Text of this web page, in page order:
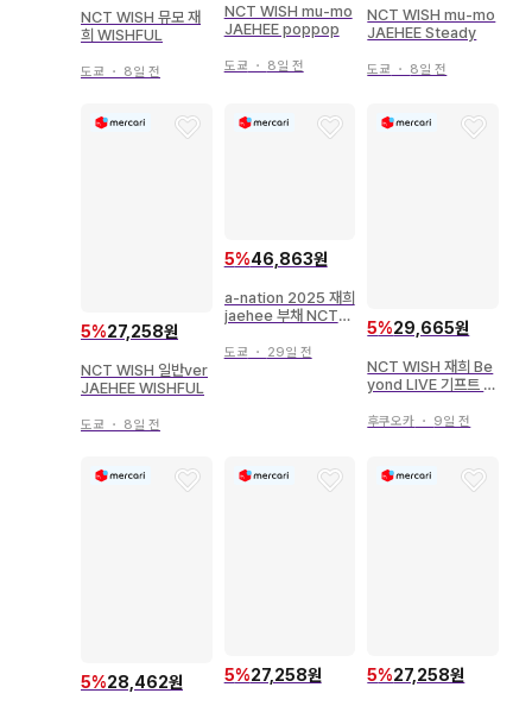
NCT WISH 뮤모 재
희 WISHFUL
도쿄 ・ 8일 전
NCT WISH mu-mo
JAEHEE poppop
도쿄 ・ 8일 전
NCT WISH mu-mo
JAEHEE Steady
도쿄 ・ 8일 전
5%27,258원
NCT WISH 일반ver
JAEHEE WISHFUL
도쿄 ・ 8일 전
5%46,863원
a-nation 2025 재희
jaehee 부채 NCTW
도쿄 ・ 29일 전
5%29,665원
NCT WISH 재희 Be
yond LIVE 기프트 카
후쿠오카 ・ 9일 전
5%28,462원 5%27,258원 5%27,258원